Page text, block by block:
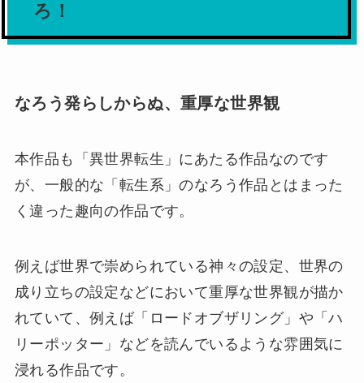
ろ！
なろう発らしからぬ、重厚な世界観
本作品も「異世界転生」にあたる作品なのです
が、一般的な「転生系」のなろう作品とはまった
く違った趣向の作品です。
例えば世界で崇められている神々の設定、世界の
成り立ちの設定などにおいて重厚な世界観が描か
れていて、例えば「ロードオブザリング」や「ハ
リーポッター」などを読んでいるような雰囲気に
浸れる作品です。